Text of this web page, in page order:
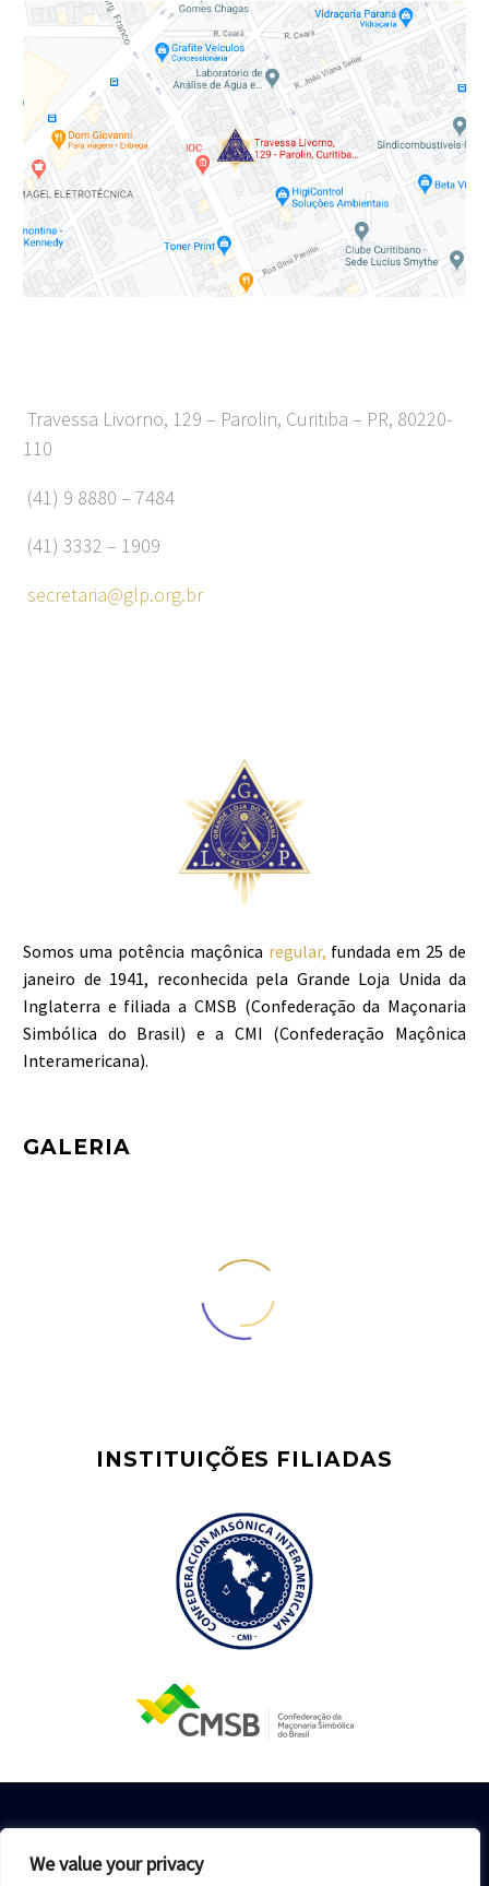
We value your privacy
Travessa Livorno, 129 – Parolin, Curitiba – PR, 80220-
110
(41) 9 8880 – 7484
(41) 3332 – 1909
secretaria@glp.org.br
Somos uma potência maçônica regular, fundada em 25 de
janeiro de 1941, reconhecida pela Grande Loja Unida da
Inglaterra e filiada a CMSB (Confederação da Maçonaria
Simbólica do Brasil) e a CMI (Confederação Maçônica
Interamericana).
GALERIA
INSTITUIÇÕES FILIADAS